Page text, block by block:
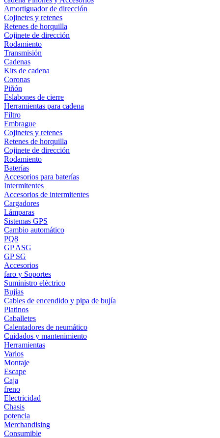
Amortiguador de dirección
Cojinetes y retenes
Retenes de horquilla
Cojinete de dirección
Rodamiento
Transmisión
Cadenas
Kits de cadena
Coronas
Piñón
Eslabones de cierre
Herramientas para cadena
Filtro
Embrague
Cojinetes y retenes
Retenes de horquilla
Cojinete de dirección
Rodamiento
Baterías
Accesorios para baterías
Intermitentes
Accesorios de intermitentes
Cargadores
Lámparas
Sistemas GPS
Cambio automático
PQ8
GP ASG
GP SG
Accesorios
faro y Soportes
Suministro eléctrico
Bujías
Cables de encendido y pipa de bujía
Platinos
Caballetes
Calentadores de neumático
Cuidados y mantenimiento
Herramientas
Varios
Montaje
Escape
Caja
freno
Electricidad
Chasis
potencia
Merchandising
Consumible